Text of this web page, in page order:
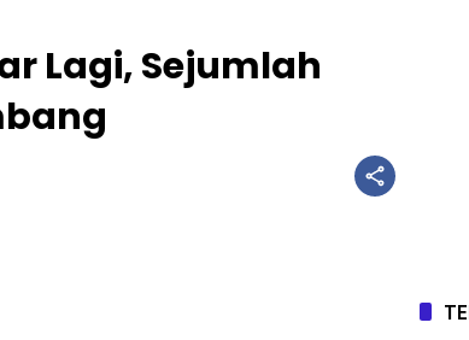
Lagi, Sejumlah